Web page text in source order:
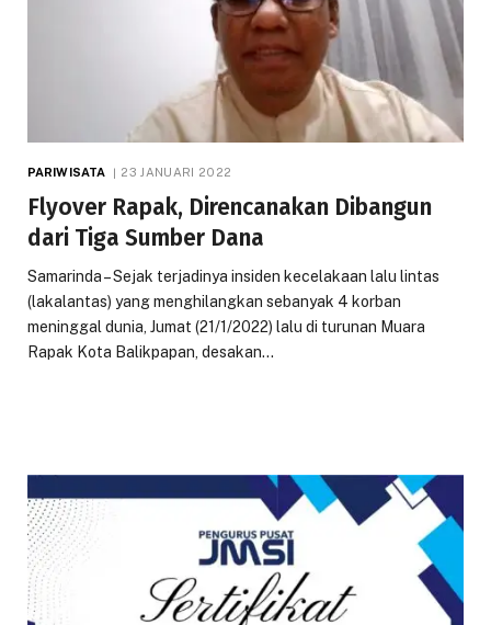
PARIWISATA 23 JANUARI 2022
Flyover Rapak, Direncanakan Dibangun
dari Tiga Sumber Dana
Samarinda – Sejak terjadinya insiden kecelakaan lalu lintas
(lakalantas) yang menghilangkan sebanyak 4 korban
meninggal dunia, Jumat (21/1/2022) lalu di turunan Muara
Rapak Kota Balikpapan, desakan…